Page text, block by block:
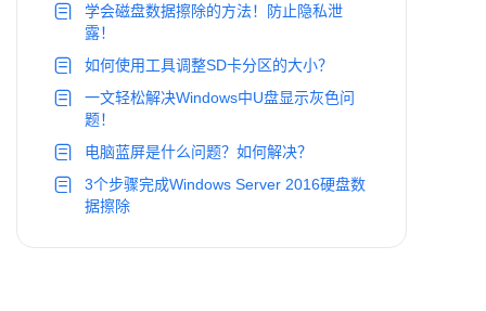
学会磁盘数据擦除的方法！防止隐私泄
露！
如何使用工具调整SD卡分区的大小？
一文轻松解决Windows中U盘显示灰色问
题！
电脑蓝屏是什么问题？如何解决？
3个步骤完成Windows Server 2016硬盘数
据擦除